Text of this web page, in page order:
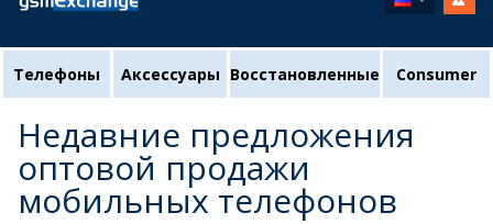
Телефоны Аксессуары Восстановленные Consumer
Недавние предложения
оптовой продажи
мобильных телефонов